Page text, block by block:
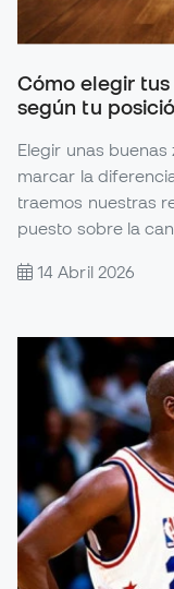
Cómo elegir
según tu
Elegir unas
marcar la
traemos nuestras
puesto sobre la
14 Abril 2026